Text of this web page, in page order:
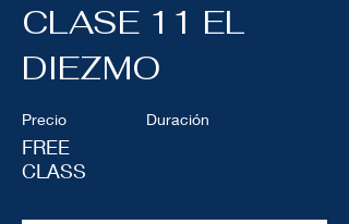
CLASE 11 EL
DIEZMO
Precio
FREE
CLASS
Duración